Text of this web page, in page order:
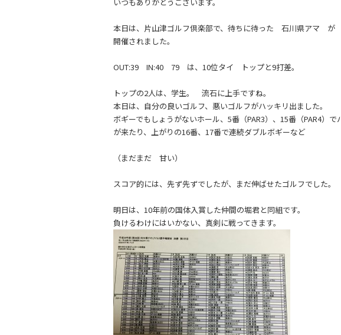
c
e
b
o
o
k
e
本日は、片山津ゴルフ倶楽部で、待ちに待った 石川県アマ が
開催されました。
OUT:39 IN:40 79 は、10位タイ トップと9打差。
トップの2人は、学生。 流石に上手ですね。
本日は、自分の良いゴルフ、悪いゴルフがハッキリ出ました。
ボギーでもしょうがないホール、5番（PAR3）、15番（PAR4）で
が来たり、上がりの16番、17番で連続ダブルボギーなど
（まだまだ 甘い）
スコア的には、先ず先ずでしたが、まだ伸ばせたゴルフでした。
明日は、10年前の国体入賞した仲間の堀君と同組です。
負けるわけにはいかない、真剣に戦ってきます。